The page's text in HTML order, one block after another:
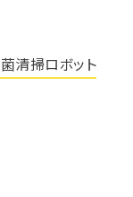
清掃ロボット